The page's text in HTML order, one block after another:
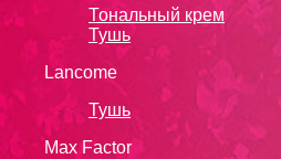
Тональный крем
Тушь
Lanсоmе
Тушь
Max Factor